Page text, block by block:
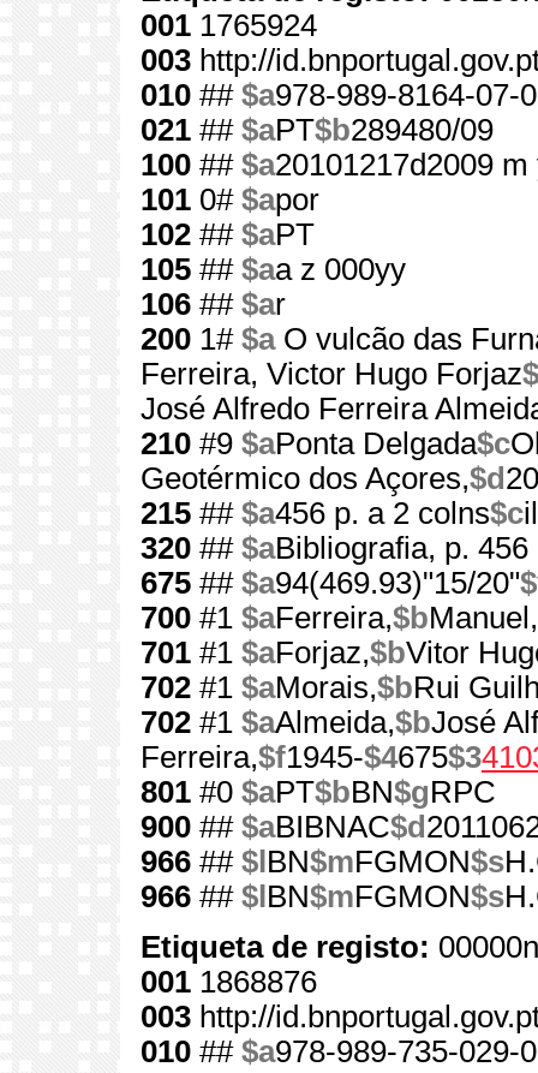
001 1765924
003 http://
010 ## $a978-989-8164-07-0
021 ## $aPT$b289480/09
100 ## $a20101217d2009
101 0# $apor
102 ## $aPT
105 ## $aa z 000yy
106 ## $ar
200 1# $aO vulcão das
Ferreira, Victor Hugo Forjaz
José Alfredo Ferreira
210 #9 $aPonta Delgada$c
Geotérmico dos Açores,$d
215 ## $a456 p. a 2 colns$c
320 ## $aBibliografia, p. 456
675 ## $a94(469.93)"15/20"
700 #1 $aFerreira,$bManuel,
701 #1 $aForjaz,$bVitor
702 #1 $aMorais,$bRui
702 #1 $aAlmeida,$bJosé
Ferreira,$f1945-$4675$3
801 #0 $aPT$bBN$gRPC
900 ## $aBIBNAC$d
966 ## $l BN$mFGMON$s
966 ## $l BN$mFGMON$s
Etiqueta de registo:
001 1868876
003 http://
010 ## $a978-989-735-029-0